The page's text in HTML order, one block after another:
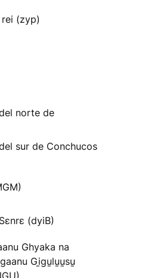
rei (zyp)
norte de
sur de Conchucos
(dyiB)
Ghyaka na
Gi̱gu̱lu̱u̱su̱